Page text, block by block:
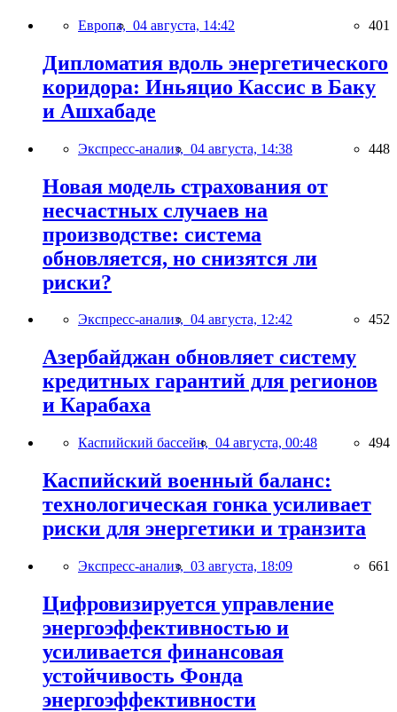
Европа, 04 августа, 14:42 401
Дипломатия вдоль энергетического
коридора: Иньяцио Кассис в Баку
и Ашхабаде
Экспресс-анализ, 04 августа, 14:38 448
Новая модель страхования от
несчастных случаев на
производстве: система
обновляется, но снизятся ли
риски?
Экспресс-анализ, 04 августа, 12:42 452
Азербайджан обновляет систему
кредитных гарантий для регионов
и Карабаха
Каспийский бассейн, 04 августа, 00:48 494
Каспийский военный баланс:
технологическая гонка усиливает
риски для энергетики и транзита
Экспресс-анализ, 03 августа, 18:09 661
Цифровизируется управление
энергоэффективностью и
усиливается финансовая
устойчивость Фонда
энергоэффективности